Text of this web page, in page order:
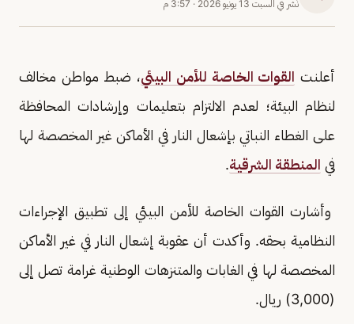
نُشر في السبت 13 يونيو 2026 · 3:57 م
أعلنت القوات الخاصة للأمن البيئي، ضبط مواطن مخالف
لنظام البيئة؛ لعدم الالتزام بتعليمات وإرشادات المحافظة
على الغطاء النباتي بإشعال النار في الأماكن غير المخصصة لها
في المنطقة الشرقية.
وأشارت القوات الخاصة للأمن البيئي إلى تطبيق الإجراءات
النظامية بحقه. وأكدت أن عقوبة إشعال النار في غير الأماكن
المخصصة لها في الغابات والمتنزهات الوطنية غرامة تصل إلى
(3,000) ريال.